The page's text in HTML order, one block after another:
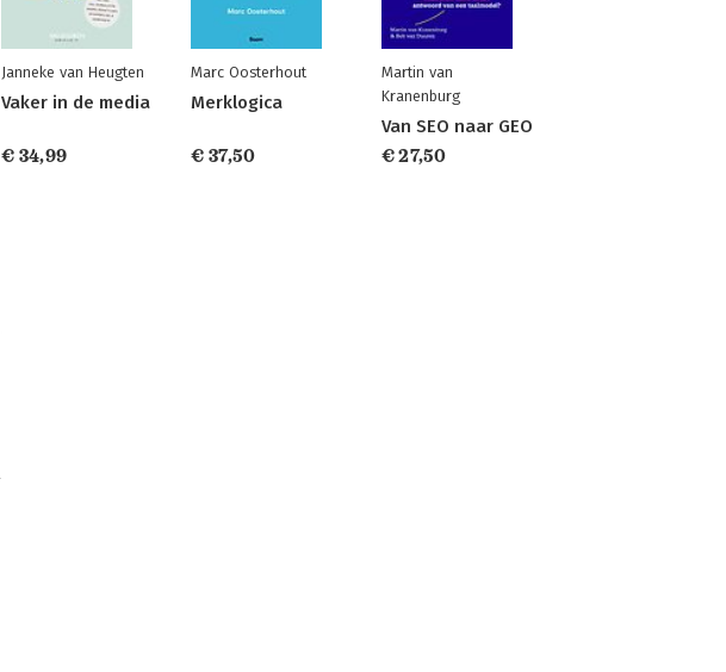
Janneke van Heugten
Vaker in de media
€ 34,99
Marc Oosterhout
Merklogica
€ 37,50
Martin van
Kranenburg
Van SEO naar GEO
€ 27,50